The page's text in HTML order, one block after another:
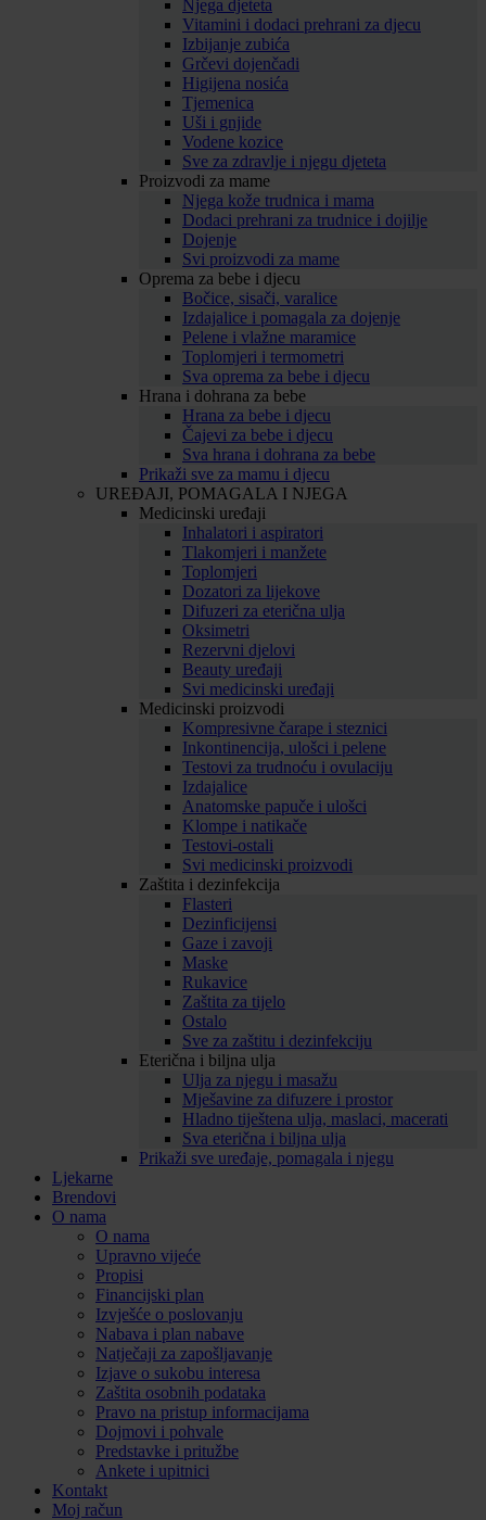
Njega djeteta
Vitamini i dodaci prehrani za djecu
Izbijanje zubića
Grčevi dojenčadi
Higijena nosića
Tjemenica
Uši i gnjide
Vodene kozice
Sve za zdravlje i njegu djeteta
Proizvodi za mame
Njega kože trudnica i mama
Dodaci prehrani za trudnice i dojilje
Dojenje
Svi proizvodi za mame
Oprema za bebe i djecu
Bočice, sisači, varalice
Izdajalice i pomagala za dojenje
Pelene i vlažne maramice
Toplomjeri i termometri
Sva oprema za bebe i djecu
Hrana i dohrana za bebe
Hrana za bebe i djecu
Čajevi za bebe i djecu
Sva hrana i dohrana za bebe
Prikaži sve za mamu i djecu
UREĐAJI, POMAGALA I NJEGA
Medicinski uređaji
Inhalatori i aspiratori
Tlakomjeri i manžete
Toplomjeri
Dozatori za lijekove
Difuzeri za eterična ulja
Oksimetri
Rezervni djelovi
Beauty uređaji
Svi medicinski uređaji
Medicinski proizvodi
Kompresivne čarape i steznici
Inkontinencija, ulošci i pelene
Testovi za trudnoću i ovulaciju
Izdajalice
Anatomske papuče i ulošci
Klompe i natikače
Testovi-ostali
Svi medicinski proizvodi
Zaštita i dezinfekcija
Flasteri
Dezinficijensi
Gaze i zavoji
Maske
Rukavice
Zaštita za tijelo
Ostalo
Sve za zaštitu i dezinfekciju
Eterična i biljna ulja
Ulja za njegu i masažu
Mješavine za difuzere i prostor
Hladno tiještena ulja, maslaci, macerati
Sva eterična i biljna ulja
Prikaži sve uređaje, pomagala i njegu
Ljekarne
Brendovi
O nama
O nama
Upravno vijeće
Propisi
Financijski plan
Izvješće o poslovanju
Nabava i plan nabave
Natječaji za zapošljavanje
Izjave o sukobu interesa
Zaštita osobnih podataka
Pravo na pristup informacijama
Dojmovi i pohvale
Predstavke i pritužbe
Ankete i upitnici
Kontakt
Moj račun